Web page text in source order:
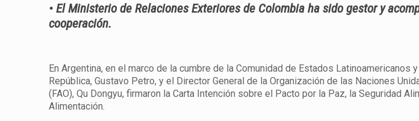
• El Ministerio de Relaciones Exteriores de Colombia ha sido gestor y
cooperación.
En Argentina, en el marco de la cumbre de la Comunidad de Estados Latinoamericanos
República, Gustavo Petro, y el Director General de la Organización de las Naciones
(FAO), Qu Dongyu, firmaron la Carta Intención sobre el Pacto por la Paz, la Seguridad
Alimentación.